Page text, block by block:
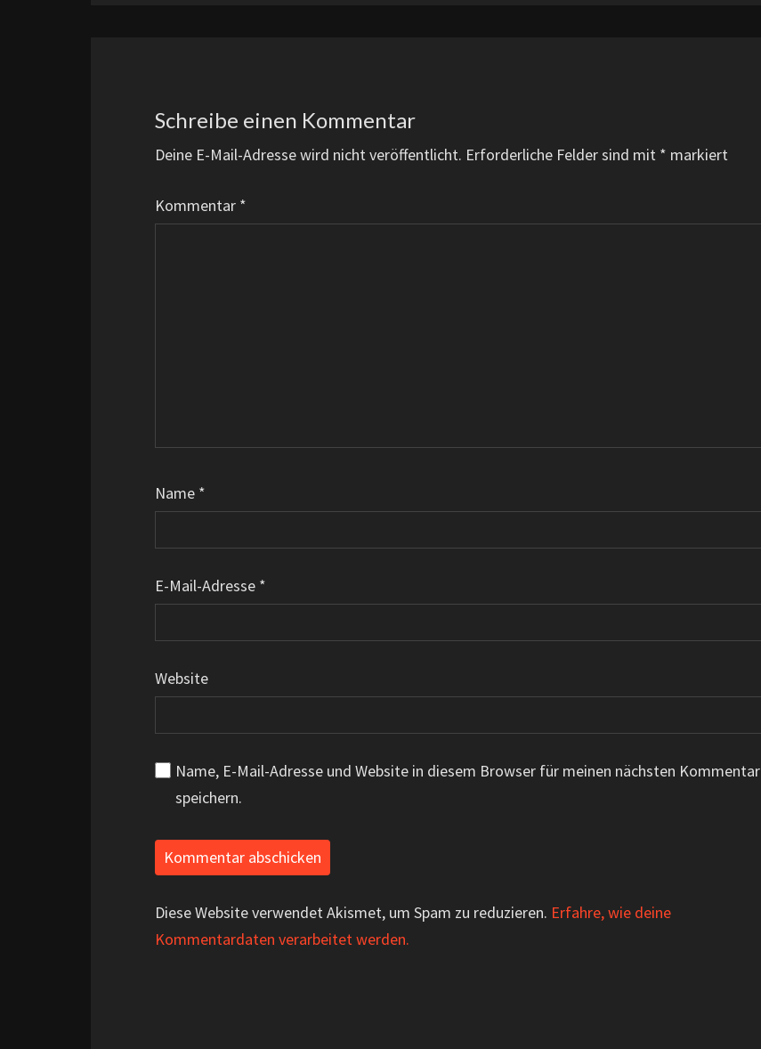
Schreibe einen Kommentar
Deine E-Mail-Adresse wird nicht veröffentlicht. Erforderliche Felder sind mit * markiert
Kommentar *
Name *
E-Mail-Adresse *
Website
Name, E-Mail-Adresse und Website in diesem Browser für meinen nächsten Kommentar
speichern.
Diese Website verwendet Akismet, um Spam zu reduzieren. Erfahre, wie deine
Kommentardaten verarbeitet werden.